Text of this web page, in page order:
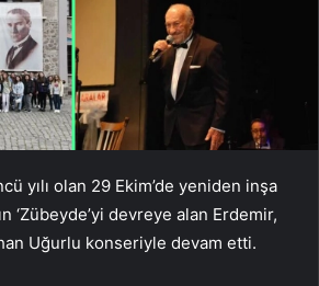
yılı olan 29 Ekim’de yeniden inşa
‘Zübeyde’yi devreye alan Erdemir,
Uğurlu konseriyle devam etti.